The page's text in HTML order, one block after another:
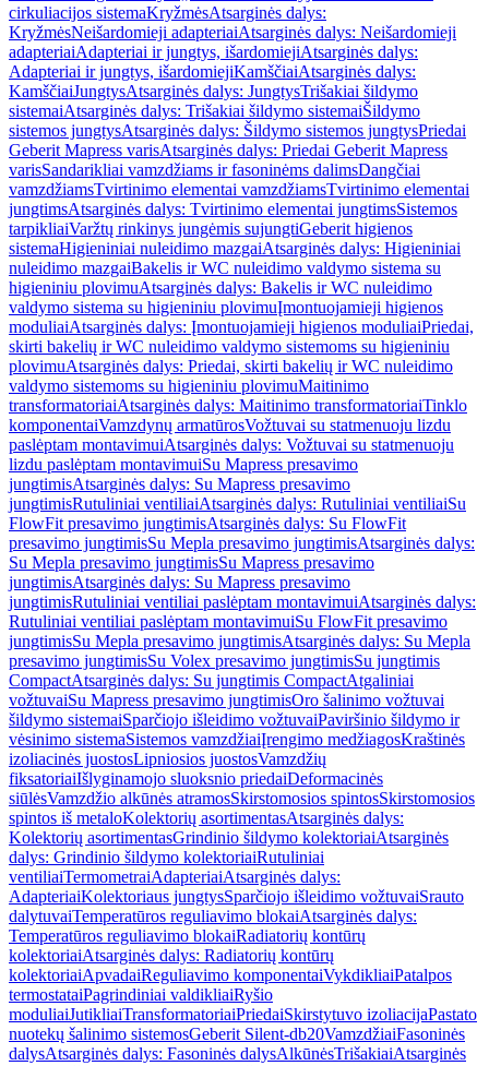
cirkuliacijos sistemaKryžmėsAtsarginės dalys:
KryžmėsNeišardomieji adapteriaiAtsarginės dalys: Neišardomieji
adapteriaiAdapteriai ir jungtys, išardomiejiAtsarginės dalys:
Adapteriai ir jungtys, išardomiejiKamščiaiAtsarginės dalys:
KamščiaiJungtysAtsarginės dalys: JungtysTrišakiai šildymo
sistemaiAtsarginės dalys: Trišakiai šildymo sistemaiŠildymo
sistemos jungtysAtsarginės dalys: Šildymo sistemos jungtysPriedai
Geberit Mapress varisAtsarginės dalys: Priedai Geberit Mapress
varisSandarikliai vamzdžiams ir fasoninėms dalimsDangčiai
vamzdžiamsTvirtinimo elementai vamzdžiamsTvirtinimo elementai
jungtimsAtsarginės dalys: Tvirtinimo elementai jungtimsSistemos
tarpikliaiVaržtų rinkinys jungėmis sujungtiGeberit higienos
sistemaHigieniniai nuleidimo mazgaiAtsarginės dalys: Higieniniai
nuleidimo mazgaiBakelis ir WC nuleidimo valdymo sistema su
higieniniu plovimuAtsarginės dalys: Bakelis ir WC nuleidimo
valdymo sistema su higieniniu plovimuĮmontuojamieji higienos
moduliaiAtsarginės dalys: Įmontuojamieji higienos moduliaiPriedai,
skirti bakelių ir WC nuleidimo valdymo sistemoms su higieniniu
plovimuAtsarginės dalys: Priedai, skirti bakelių ir WC nuleidimo
valdymo sistemoms su higieniniu plovimuMaitinimo
transformatoriaiAtsarginės dalys: Maitinimo transformatoriaiTinklo
komponentaiVamzdynų armatūrosVožtuvai su statmenuoju lizdu
paslėptam montavimuiAtsarginės dalys: Vožtuvai su statmenuoju
lizdu paslėptam montavimuiSu Mapress presavimo
jungtimisAtsarginės dalys: Su Mapress presavimo
jungtimisRutuliniai ventiliaiAtsarginės dalys: Rutuliniai ventiliaiSu
FlowFit presavimo jungtimisAtsarginės dalys: Su FlowFit
presavimo jungtimisSu Mepla presavimo jungtimisAtsarginės dalys:
Su Mepla presavimo jungtimisSu Mapress presavimo
jungtimisAtsarginės dalys: Su Mapress presavimo
jungtimisRutuliniai ventiliai paslėptam montavimuiAtsarginės dalys:
Rutuliniai ventiliai paslėptam montavimuiSu FlowFit presavimo
jungtimisSu Mepla presavimo jungtimisAtsarginės dalys: Su Mepla
presavimo jungtimisSu Volex presavimo jungtimisSu jungtimis
CompactAtsarginės dalys: Su jungtimis CompactAtgaliniai
vožtuvaiSu Mapress presavimo jungtimisOro šalinimo vožtuvai
šildymo sistemaiSparčiojo išleidimo vožtuvaiPaviršinio šildymo ir
vėsinimo sistemaSistemos vamzdžiaiĮrengimo medžiagosKraštinės
izoliacinės juostosLipniosios juostosVamzdžių
fiksatoriaiIšlyginamojo sluoksnio priedaiDeformacinės
siūlėsVamzdžio alkūnės atramosSkirstomosios spintosSkirstomosios
spintos iš metaloKolektorių asortimentasAtsarginės dalys:
Kolektorių asortimentasGrindinio šildymo kolektoriaiAtsarginės
dalys: Grindinio šildymo kolektoriaiRutuliniai
ventiliaiTermometraiAdapteriaiAtsarginės dalys:
AdapteriaiKolektoriaus jungtysSparčiojo išleidimo vožtuvaiSrauto
dalytuvaiTemperatūros reguliavimo blokaiAtsarginės dalys:
Temperatūros reguliavimo blokaiRadiatorių kontūrų
kolektoriaiAtsarginės dalys: Radiatorių kontūrų
kolektoriaiApvadaiReguliavimo komponentaiVykdikliaiPatalpos
termostataiPagrindiniai valdikliaiRyšio
moduliaiJutikliaiTransformatoriaiPriedaiSkirstytuvo izoliacijaPastato
nuotekų šalinimo sistemosGeberit Silent-db20VamzdžiaiFasoninės
dalysAtsarginės dalys: Fasoninės dalysAlkūnėsTrišakiaiAtsarginės